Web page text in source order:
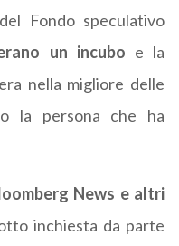
Fondo speculativo
un incubo e la
nella migliore delle
la persona che ha
News e altri
inchiesta da parte